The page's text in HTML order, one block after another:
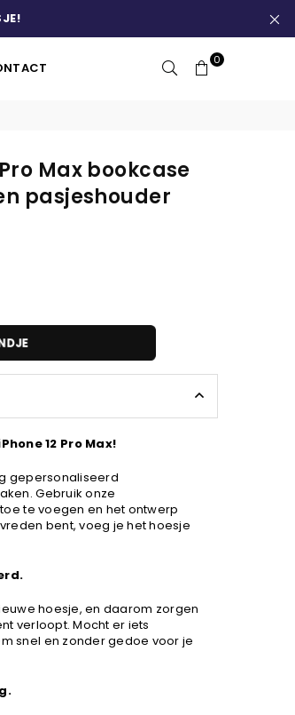
0
Max bookcase
pasjeshouder
12 Pro Max!
gepersonaliseerd
Gebruik onze
te voegen en het ontwerp
bent, voeg je het hoesje
hoesje, en daarom zorgen
verloopt. Mocht er iets
snel en zonder gedoe voor je